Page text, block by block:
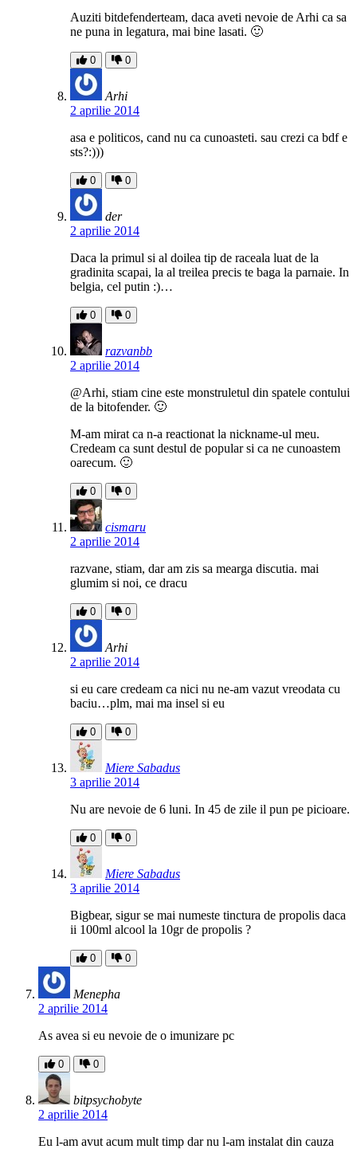
Auziti bitdefenderteam, daca aveti nevoie de Arhi ca sa
ne puna in legatura, mai bine lasati. 🙂
0 0
Arhi
2 aprilie 2014
asa e politicos, cand nu ca cunoasteti. sau crezi ca bdf e
sts?:)))
0 0
der
2 aprilie 2014
Daca la primul si al doilea tip de raceala luat de la
gradinita scapai, la al treilea precis te baga la parnaie. In
belgia, cel putin :)…
0 0
razvanbb
2 aprilie 2014
@Arhi, stiam cine este monstruletul din spatele contului
de la bitofender. 🙂
M-am mirat ca n-a reactionat la nickname-ul meu.
Credeam ca sunt destul de popular si ca ne cunoastem
oarecum. 🙂
0 0
cismaru
2 aprilie 2014
razvane, stiam, dar am zis sa mearga discutia. mai
glumim si noi, ce dracu
0 0
Arhi
2 aprilie 2014
si eu care credeam ca nici nu ne-am vazut vreodata cu
baciu…plm, mai ma insel si eu
0 0
Miere Sabadus
3 aprilie 2014
Nu are nevoie de 6 luni. In 45 de zile il pun pe picioare.
0 0
Miere Sabadus
3 aprilie 2014
Bigbear, sigur se mai numeste tinctura de propolis daca
ii 100ml alcool la 10gr de propolis ?
0 0
Menepha
2 aprilie 2014
As avea si eu nevoie de o imunizare pc
0 0
bitpsychobyte
2 aprilie 2014
Eu l-am avut acum mult timp dar nu l-am instalat din cauza